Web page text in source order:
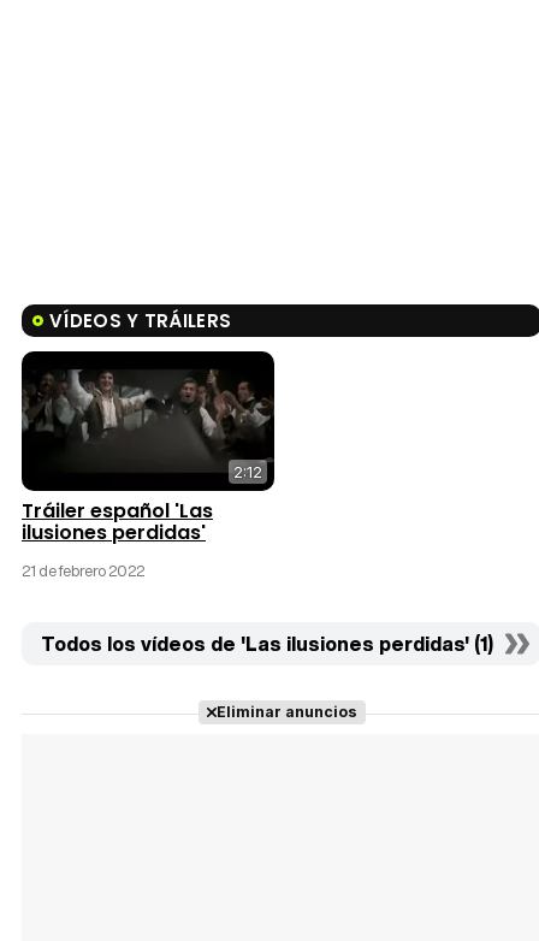
VÍDEOS Y TRÁILERS
2:12
Tráiler español 'Las
ilusiones perdidas'
21 de febrero 2022
Todos los vídeos de 'Las ilusiones perdidas' (1)
Eliminar anuncios